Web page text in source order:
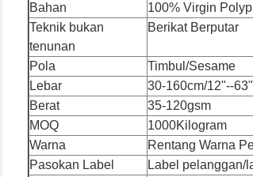
Bahan
100% Virgin
Teknik bukan
tenunan
Berikat Berputar
Pola
Timbul/Sesame
Lebar
30-160cm/12"--63"
Berat
35-120gsm
MOQ
1000Kilogram
Warna
Rentang Warna
Pasokan Label
Label pelanggan/